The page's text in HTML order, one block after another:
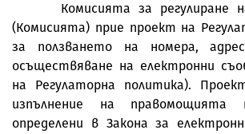
Комисията за регулиране
(Комисията) прие проект на
за ползването на номера,
осъществяване на електронни
на Регулаторна политика).
изпълнение на правомощията
определени в Закона за